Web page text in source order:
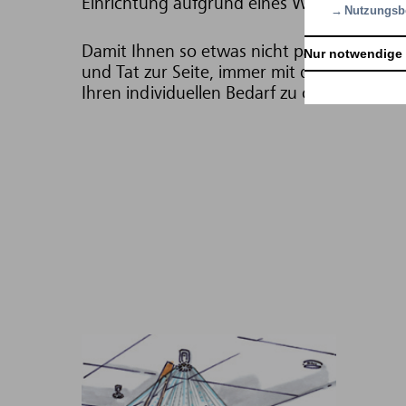
Nur
Einrichtung aufgrund eines
Damit Ihnen so etwas nicht passiert, steht
und Tat zur Seite, immer mit dem Ziel,
Ihren individuellen Bedarf zu optimieren.